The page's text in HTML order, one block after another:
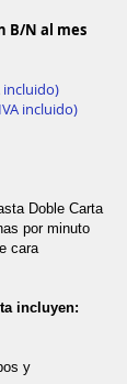
B/N al mes
incluido)
incluido)
Doble Carta
por minuto
cara
incluyen:
y